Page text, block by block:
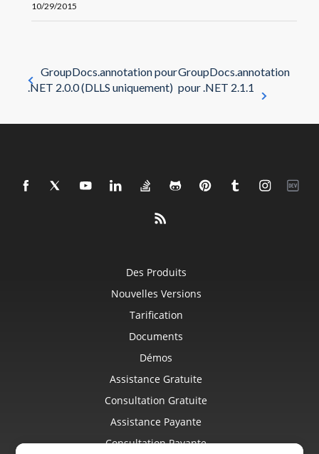
10/29/2015
GroupDocs.annotation pour
.NET 2.0.0 (DLLS uniquement)
GroupDocs.annotation
pour .NET 2.1.1
Des Produits
Nouvelles Versions
Tarification
Documents
Démos
Assistance Gratuite
Consultation Gratuite
Assistance Payante
Consultation Payante